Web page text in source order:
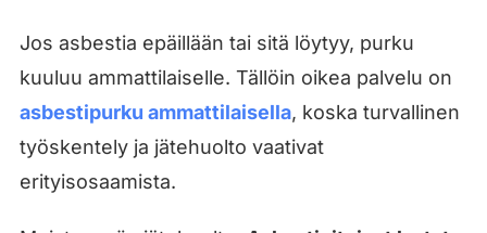
Jos asbestia epäillään tai sitä löytyy, purku
kuuluu ammattilaiselle. Tällöin oikea palvelu on
asbestipurku ammattilaisella, koska turvallinen
työskentely ja jätehuolto vaativat
erityisosaamista.